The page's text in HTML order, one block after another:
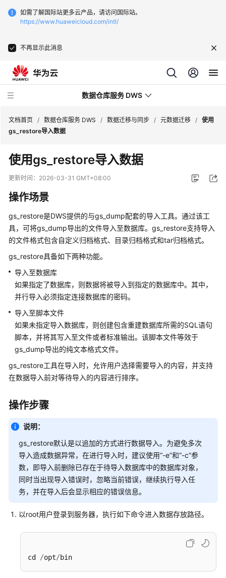
如需了解国际站更多云产品，请访问国际站。
https://www.huaweicloud.com/intl/
不再显示此消息
数据仓库服务 DWS
新
动
务
公
告
品
介
绍
计
费
说
明
快
入
门
户
指
南
最
佳
实
迁
文档首页 / 数据仓库服务 DWS / 数据迁移与同步 / 元数据迁移 / 使用
gs_restore导入数据
使用gs_restore导入数据
更新时间： 2026-03-31 GMT+08:00
操作场景
gs_restore是DWS提供的与gs_dump配套的导入工具。通过该工
具，可将gs_dump导出的文件导入至数据库。gs_restore支持导入
的文件格式包含自定义归档格式、目录归档格式和tar归档格式。
gs_restore具备如下两种功能。
导入至数据库
如果指定了数据库，则数据将被导入到指定的数据库中。其中，
并行导入必须指定连接数据库的密码。
导入至脚本文件
如果未指定导入数据库，则创建包含重建数据库所需的SQL语句
脚本，并将其写入至文件或者标准输出。该脚本文件等效于
gs_dump导出的纯文本格式文件。
gs_restore工具在导入时，允许用户选择需要导入的内容，并支持
在数据导入前对等待导入的内容进行排序。
操作步骤
说明：
gs_restore默认是以追加的方式进行数据导入。为避免多次
导入造成数据异常，在进行导入时，建议使用“-e”和“-c”参
数，即导入前删除已存在于待导入数据库中的数据库对象，
同时当出现导入错误时，忽略当前错误，继续执行导入任
务，并在导入后会显示相应的错误信息。
以root用户登录到服务器，执行如下命令进入数据存放路径。
cd /opt/